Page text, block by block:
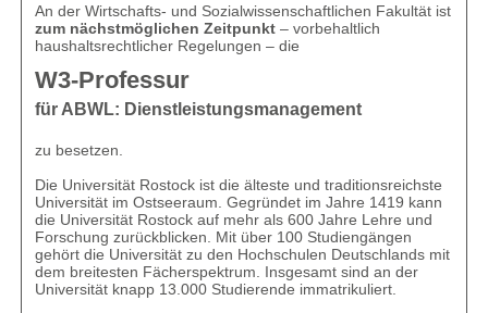
An der Wirtschafts- und Sozialwissenschaftlichen Fakultät ist
zum nächstmöglichen Zeitpunkt – vorbehaltlich
haushaltsrechtlicher Regelungen – die
W3-Professur
für ABWL: Dienstleistungsmanagement
zu besetzen.
Die Universität Rostock ist die älteste und traditionsreichste
Universität im Ostseeraum. Gegründet im Jahre 1419 kann
die Universität Rostock auf mehr als 600 Jahre Lehre und
Forschung zurückblicken. Mit über 100 Studiengängen
gehört die Universität zu den Hochschulen Deutschlands mit
dem breitesten Fächerspektrum. Insgesamt sind an der
Universität knapp 13.000 Studierende immatrikuliert.